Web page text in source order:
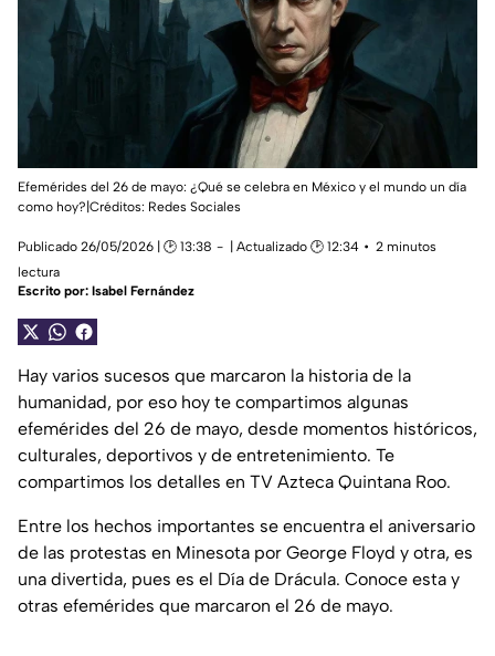
Efemérides del 26 de mayo: ¿Qué se celebra en México y el mundo un día
como hoy?|Créditos: Redes Sociales
Publicado 26/05/2026 | 🕑 13:38 | Actualizado 🕑 12:34
2 minutos
lectura
Escrito por: Isabel Fernández
Hay varios sucesos que marcaron la historia de la
humanidad, por eso hoy te compartimos algunas
efemérides del 26 de mayo, desde momentos históricos,
culturales, deportivos y de entretenimiento. Te
compartimos los detalles en TV Azteca Quintana Roo.
Entre los hechos importantes se encuentra el aniversario
de las protestas en Minesota por George Floyd y otra, es
una divertida, pues es el Día de Drácula. Conoce esta y
otras efemérides que marcaron el 26 de mayo.